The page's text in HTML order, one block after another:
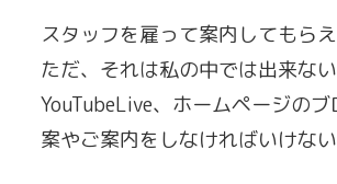
スタッフを雇って案内してもら
ただ、それは私の中では出来な
YouTubeLive、ホームページの
案やご案内をしなければいけな